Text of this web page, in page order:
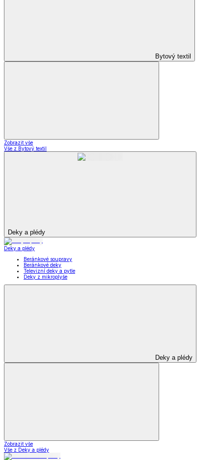
Bytový textil
Zobrazit vše
Vše z Bytový textil
Deky a plédy
Deky a plédy
Beránkové soupravy
Beránkové deky
Televizní deky a pytle
Deky z mikroplyše
Deky a plédy
Zobrazit vše
Vše z Deky a plédy